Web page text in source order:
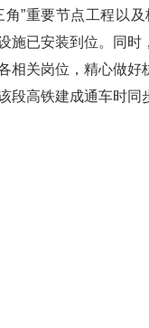
角”重要节点工程以
施已安装到位。同
相关岗位，精心做
段高铁建成通车时同